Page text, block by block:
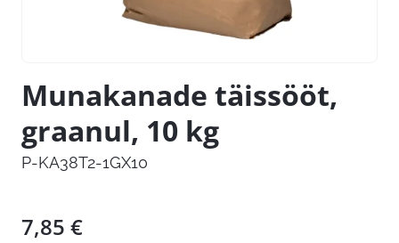
Munakanade täissööt,
graanul, 10 kg
P-KA38T2-1GX10
7,85 €